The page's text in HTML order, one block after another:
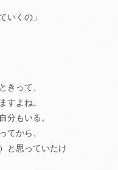
いくの」
きって、
すよね。
分もいる。
てから、
と思っていたけ